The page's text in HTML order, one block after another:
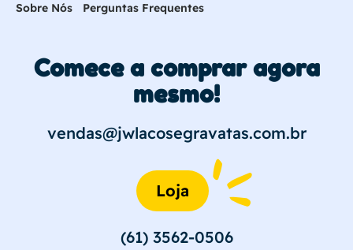
Sobre Nós Perguntas Frequentes
Comece a comprar agora
mesmo!
vendas@jwlacosegravatas.com.br
Loja
(61) 3562-0506